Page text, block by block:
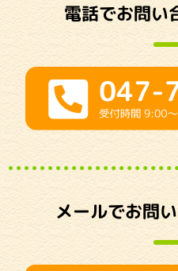
電話でお問い
メールでお問